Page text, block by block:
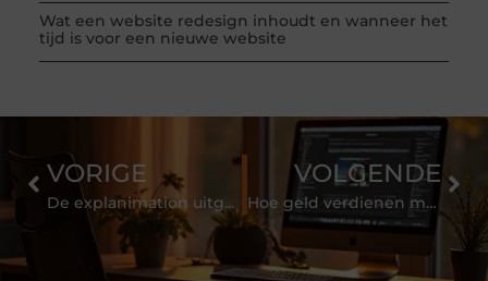
Wat een website redesign inhoudt en wanneer het
tijd is voor een nieuwe website
VORIGE
De explanimation uitgelegd
VOLGENDE
Hoe geld verdienen met bloggen op WordPress